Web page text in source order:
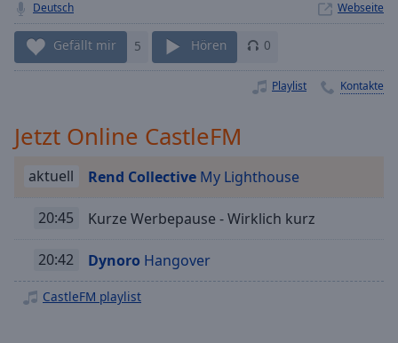
live LIVE
Remaining
Time-
Rate
Chapters
descriptions
off,
Deutsch Webseite
Gefällt mir 5 Hören 0
Playlist Kontakte
Jetzt Online CastleFM
aktuell Rend Collective My Lighthouse
20:45 Kurze Werbepause - Wirklich kurz
20:42 Dynoro Hangover
CastleFM playlist